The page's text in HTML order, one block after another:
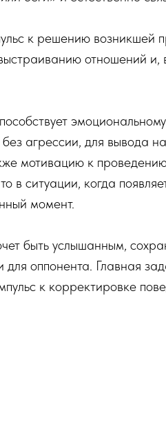
к решению возникшей
отношений и,
агрессии, для вывода
мотивацию к
в ситуации, когда
момент.
быть услышанным,
оппонента. Главная
к корректировке